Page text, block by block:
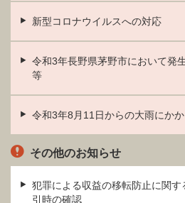
新型コロナウイルスへの対応
令和3年長野県茅野市において発
等
令和3年8月11日からの大雨にか
その他のお知らせ
犯罪による収益の移転防止に関す
引時の確認